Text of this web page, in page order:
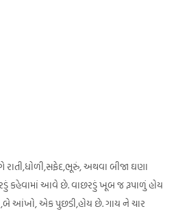
રાતી,ધોળી,સફેદ,ભૂરું, અથવા બીજા ઘણા
કહેવામાં આવે છે. વાછરડું ખૂબ જ રૂપાળું હોય
આંખો, એક પુછડી,હોય છે. ગાય ને ચાર